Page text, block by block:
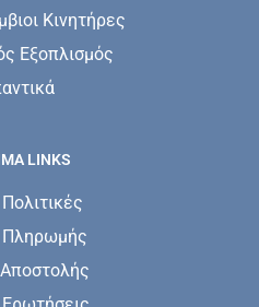
Κινητήρες
Εξοπλισμός
LINKS
Πληρωμής